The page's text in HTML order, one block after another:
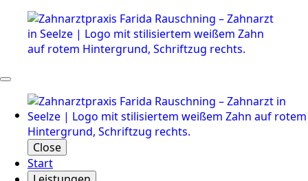
Close
Start